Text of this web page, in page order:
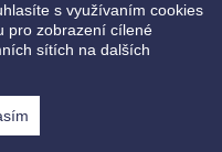
s využívaním cookies
pro zobrazení cílené
sítích na dalších